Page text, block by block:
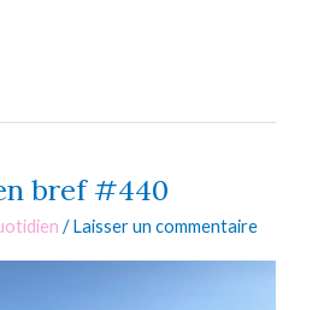
bref #440
/Laisser un commentaire